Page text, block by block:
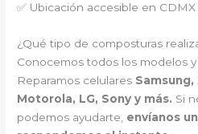
✅ Ubicación accesible en
¿Qué tipo de composturas
Conocemos todos los modelos
Reparamos celulares Samsung,
Motorola, LG, Sony y más. Si
podemos ayudarte, envíanos